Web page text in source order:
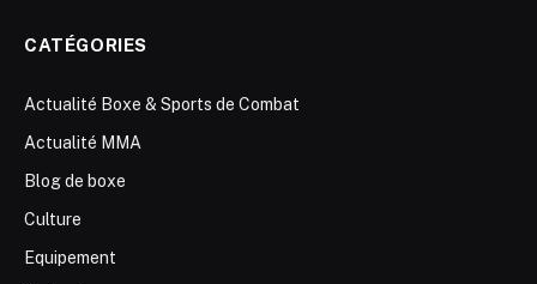
CATÉGORIES
Actualité Boxe & Sports de Combat
Actualité MMA
Blog de boxe
Culture
Equipement